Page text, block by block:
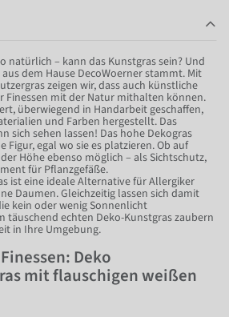
natürlich – kann das Kunstgras sein? Und
dem Hause DecoWoerner stammt. Mit
zeigen wir, dass auch künstliche
Finessen mit der Natur mithalten können.
überwiegend in Handarbeit geschaffen,
und Farben hergestellt. Das
sich sehen lassen! Das hohe Dekogras
Figur, egal wo sie es platzieren. Ob auf
Höhe ebenso möglich – als Sichtschutz,
für Pflanzgefäße.
ist eine ideale Alternative für Allergiker
Daumen. Gleichzeitig lassen sich damit
kein oder wenig Sonnenlicht
täuschend echten Deko-Kunstgras zaubern
in Ihre Umgebung.
Deko
mit flauschigen weißen